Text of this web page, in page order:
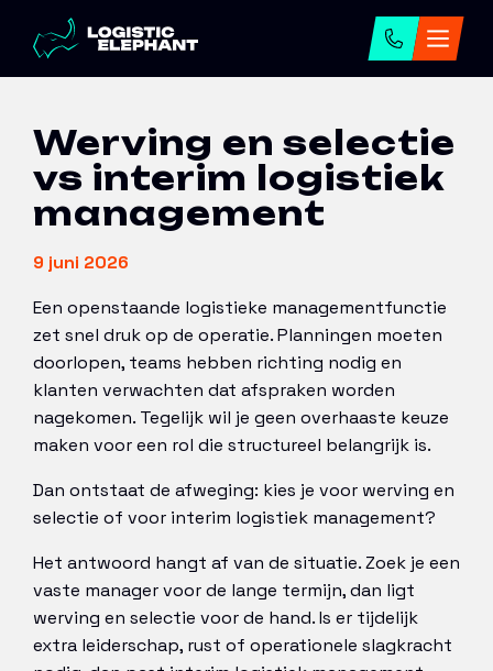
Home →Artikelen
Werving en selectie vs
interim logistiek management
Werving en selectie
vs interim logistiek
management
9 juni 2026
Een openstaande logistieke managementfunctie
zet snel druk op de operatie. Planningen moeten
doorlopen, teams hebben richting nodig en
klanten verwachten dat afspraken worden
nagekomen. Tegelijk wil je geen overhaaste keuze
maken voor een rol die structureel belangrijk is.
Dan ontstaat de afweging: kies je voor werving en
selectie of voor interim logistiek management?
Het antwoord hangt af van de situatie. Zoek je een
vaste manager voor de lange termijn, dan ligt
werving en selectie voor de hand. Is er tijdelijk
extra leiderschap, rust of operationele slagkracht